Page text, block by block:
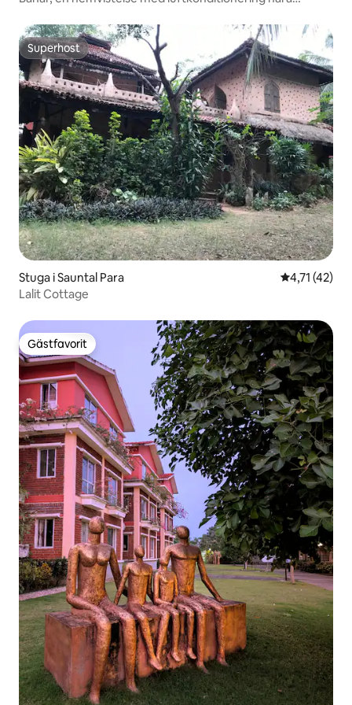
Superhost
Superhost
Stuga i Sauntal Para 4,71 av 5 i
4,71 (42)
Lalit Cottage
Gästfavorit
Gästfavorit